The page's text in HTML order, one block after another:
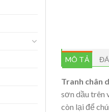
MÔ TẢ
Tranh chân
sơn dầu trên
còn lại để